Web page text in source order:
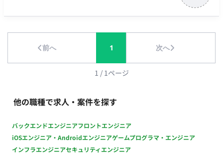
は開発会社様と取ることになりますが、一部エンドクライアン
ト様と直接のやりとりが発生します。 開発の立ち上げフェイズ
コード管理：GitHub フロントエンド：React / TypeScript / CSS
フレームワーク(Chakra UI等) / テストフレームワーク・ ライブ
ラリ(Vitest等) / axios バックエンド：Ruby3系 / Ruby on Rails
スクラム開発（1〜2週間のスプリント） ◆社内使用ツール : コ
ミュニケーションツール：Slack / Google Meet / Gather タスク
Google Workplace デザイン共有：Figma ※プロジェクトによ
りツールが異なる場合あり
前へ 1 次へ
1 / 1ページ
他の職種で求人・案件を探す
バックエンドエンジニアフロントエンジニア
iOSエンジニア・Androidエンジニアゲームプログラマ・エンジニア
インフラエンジニアセキュリティエンジニア